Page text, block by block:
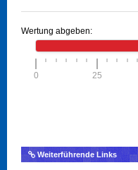
Wertung abgeben:
0 25
Weiterführende Links